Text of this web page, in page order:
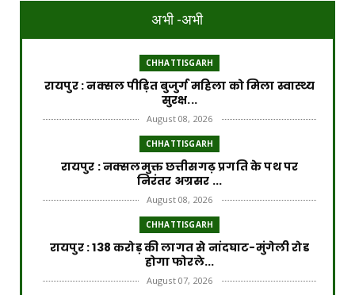
अभी -अभी
CHHATTISGARH
रायपुर : नक्सल पीड़ित बुजुर्ग महिला को मिला स्वास्थ्य
सुरक्ष...
August 08, 2026
CHHATTISGARH
रायपुर : नक्सलमुक्त छत्तीसगढ़ प्रगति के पथ पर
निरंतर अग्रसर ...
August 08, 2026
CHHATTISGARH
रायपुर : 138 करोड़ की लागत से नांदघाट-मुंगेली रोड
होगा फोरले...
August 07, 2026